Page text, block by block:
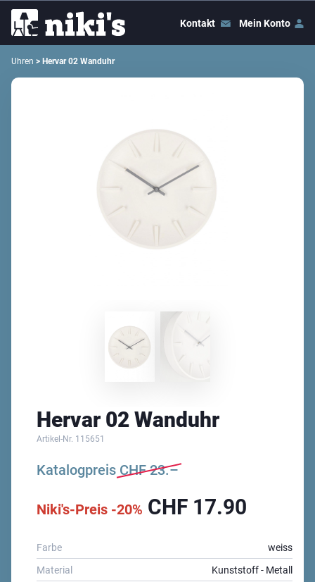
Kontakt Mein Konto
Uhren > Hervar 02 Wanduhr
Hervar 02 Wanduhr
Artikel-Nr. 115651
Katalogpreis CHF23.–
Niki's-Preis -20% CHF 17.90
Farbe
weiss
Material
Kunststoff - Metall